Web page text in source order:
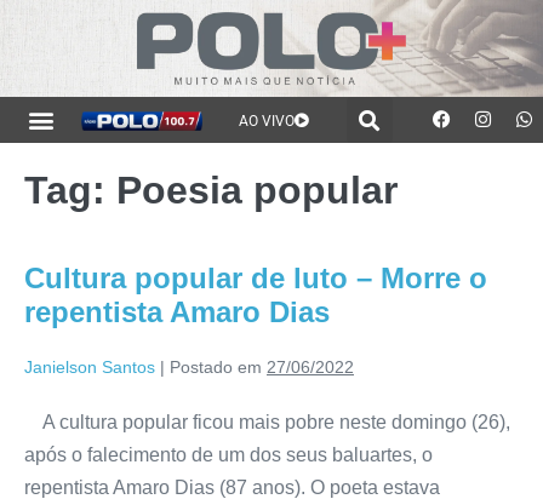
AO VIVO
Tag: Poesia popular
Cultura popular de luto – Morre o
repentista Amaro Dias
Janielson Santos | Postado em 27/06/2022
A cultura popular ficou mais pobre neste domingo (26),
após o falecimento de um dos seus baluartes, o
repentista Amaro Dias (87 anos). O poeta estava